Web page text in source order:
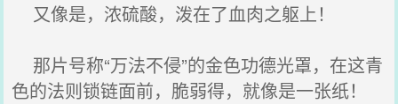
又像是，浓硫酸，泼在了血肉之躯上！
那片号称“万法不侵”的金色功德光罩，在这青
色的法则锁链面前，脆弱得，就像是一张纸！